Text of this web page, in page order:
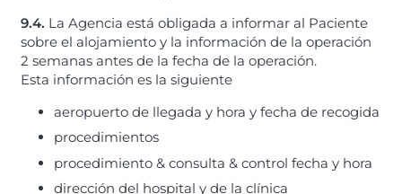
9.4. La Agencia está obligada a informar al Paciente
sobre el alojamiento y la información de la operación
2 semanas antes de la fecha de la operación.
Esta información es la siguiente
aeropuerto de llegada y hora y fecha de recogida
procedimientos
procedimiento & consulta & control fecha y hora
dirección del hospital y de la clínica